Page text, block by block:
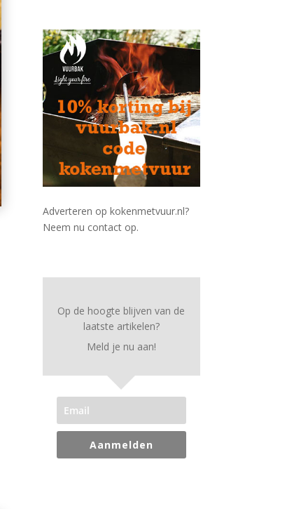
Adverteren op kokenmetvuur.nl?
Neem nu contact op.
Op de hoogte blijven van de
laatste artikelen?
Meld je nu aan!
Aanmelden